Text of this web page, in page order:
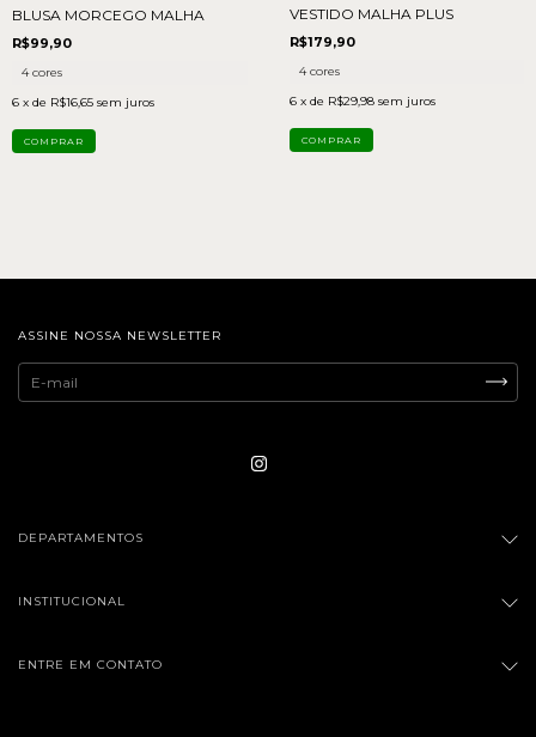
BLUSA MORCEGO MALHA
R$99,90
4 cores
6 x de R$16,65 sem juros
COMPRAR
VESTIDO MALHA PLUS
R$179,90
4 cores
6 x de R$29,98 sem juros
COMPRAR
ASSINE NOSSA NEWSLETTER
DEPARTAMENTOS
INSTITUCIONAL
ENTRE EM CONTATO